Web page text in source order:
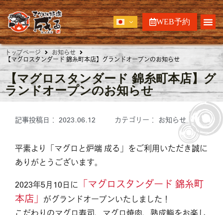
WEB予約
トップページ
お知らせ
【マグロスタンダード 錦糸町本店】グランドオープンのお知らせ
【マグロスタンダード 錦糸町本店】グ
ランドオープンのお知らせ
記事投稿日： 2023.06.12 カテゴリー： お知らせ
平素より「マグロと炉端 成る」をご利用いただき誠に
ありがとうございます。
2023年5月10日に
「マグロスタンダード 錦糸町
本店」
がグランドオープンいたしました！
こだわりのマグロ寿司、マグロ焼肉、熟成鮨をお楽し